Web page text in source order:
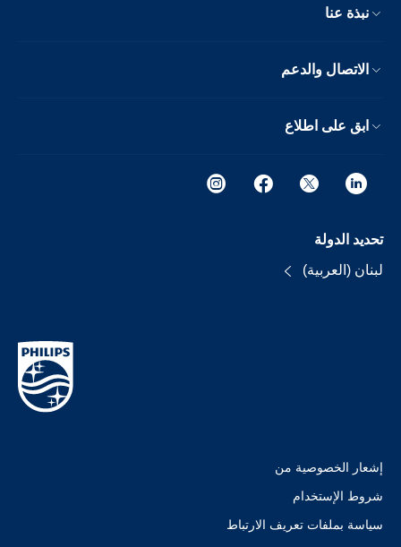
نبذة عنا
الاتصال والدعم
ابق على اطلاع
تحديد الدولة
لبنان (العربية)
إشعار الخصوصية من
شروط الإستخدام
سياسة بملفات تعريف الارتباط